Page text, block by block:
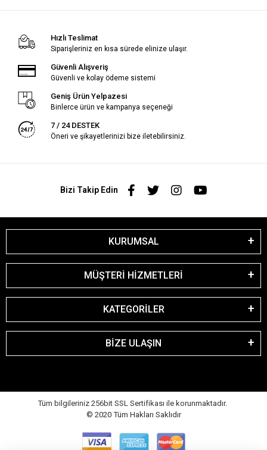
Hızlı Teslimat
Siparişleriniz en kısa sürede elinize ulaşır.
Güvenli Alışveriş
Güvenli ve kolay ödeme sistemi
Geniş Ürün Yelpazesi
Binlerce ürün ve kampanya seçeneği
7 / 24 DESTEK
Öneri ve şikayetlerinizi bize iletebilirsiniz.
Bizi Takip Edin
KURUMSAL
MÜŞTERİ HİZMETLERİ
KATEGORİLER
BİZE ULAŞIN
Tüm bilgileriniz 256bit SSL Sertifikası ile korunmaktadır.
© 2020 Tüm Hakları Saklıdır